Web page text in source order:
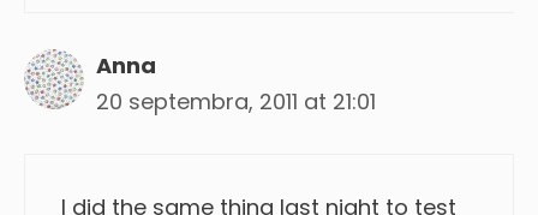
Anna
20 septembra, 2011 at 21:01
I did the same thing last night to test